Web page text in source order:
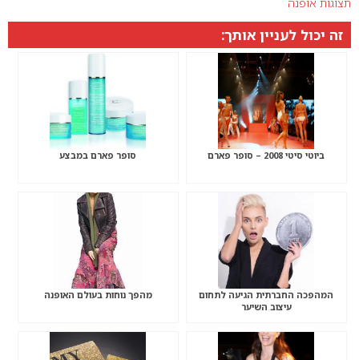
זה יכול לעניין אותך:
ביוטי סיטי 2008 – סופר פארם סופר פארם במבצע
המהפכה החברתית הגיעה לתחום
עיצוב השיער
מהפך נוחות בעולם האופנה